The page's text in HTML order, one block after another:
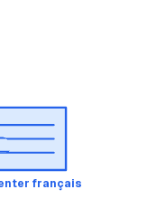
français